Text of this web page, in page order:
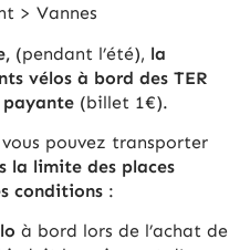
> Vannes
(pendant l’été), la
vélos à bord des TER
(billet 1€).
vous pouvez transporter
la limite des places
conditions :
à bord lors de l’achat de